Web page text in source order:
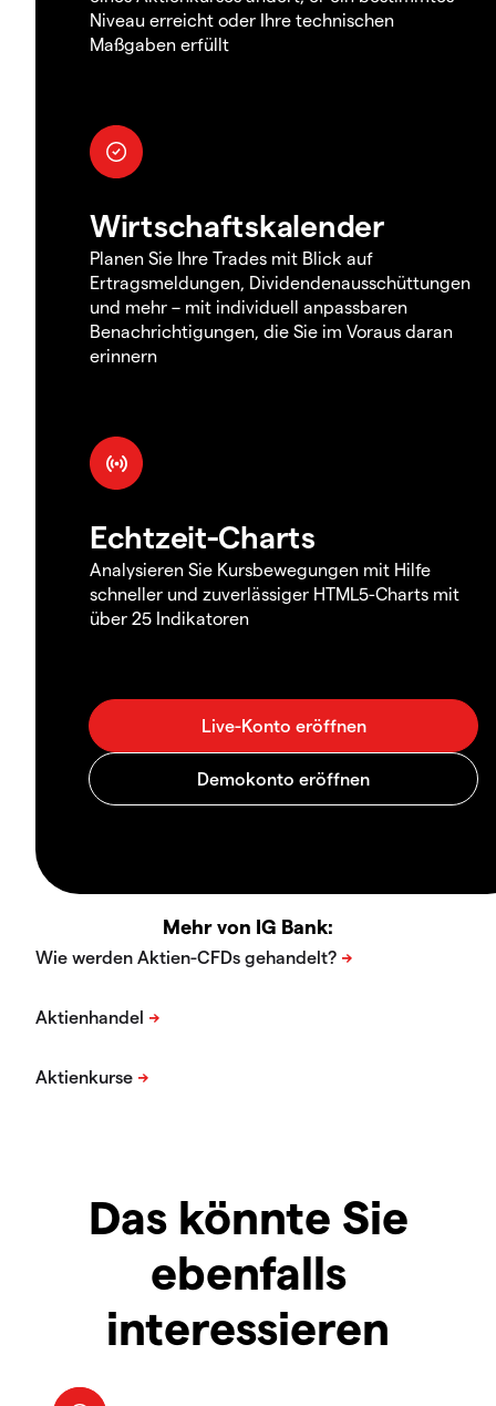
Niveau erreicht oder Ihre technischen
Maßgaben erfüllt
Wirtschaftskalender
Planen Sie Ihre Trades mit Blick auf
Ertragsmeldungen, Dividendenausschüttungen
und mehr – mit individuell anpassbaren
Benachrichtigungen, die Sie im Voraus daran
erinnern
Echtzeit-Charts
Analysieren Sie Kursbewegungen mit Hilfe
schneller und zuverlässiger HTML5-Charts mit
über 25 Indikatoren
Mehr von IG Bank:
Das könnte Sie
ebenfalls
interessieren